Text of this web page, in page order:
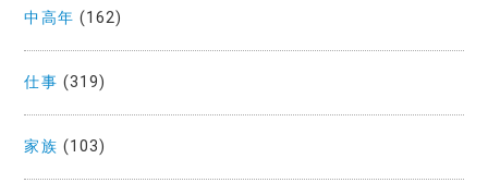
中高年 (162)
仕事 (319)
家族 (103)